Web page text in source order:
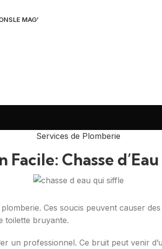
LE MAG’
Services de Plomberie
Facile: Chasse
Ces soucis peuvent causer
toilette bruyante.
un professionnel. Ce bruit peut venir